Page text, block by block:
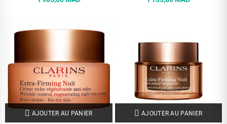
AJOUTER AU PANIER AJOUTER AU PANIER